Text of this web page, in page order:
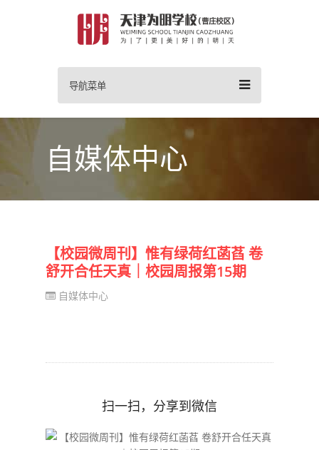
导航菜单
自媒体中心
【校园微周刊】惟有绿荷红菡萏 卷
舒开合任天真｜校园周报第15期
自媒体中心
扫一扫，分享到微信